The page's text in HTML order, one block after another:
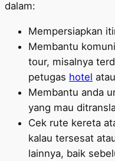
dalam:
Mempersiapkan
Membantu
tour, misalnya
petugas hotel
Membantu anda
yang mau
Cek rute kereta
kalau tersesat
lainnya, baik